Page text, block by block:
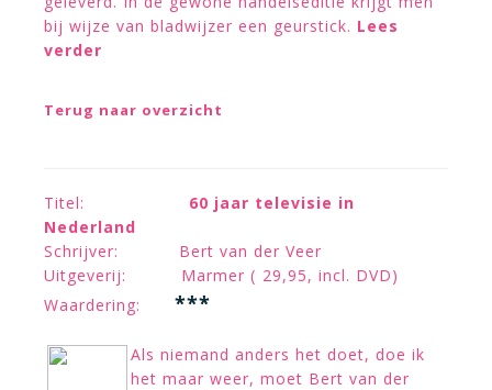
bij wijze van bladwijzer een geurstick. Lees
verder
Terug naar overzicht
Titel: 60 jaar televisie in
Nederland
Schrijver: Bert van der Veer
Uitgeverij: Marmer ( 29,95, incl. DVD)
Waardering:
***
Als niemand anders het doet, doe ik
het maar weer, moet Bert van der